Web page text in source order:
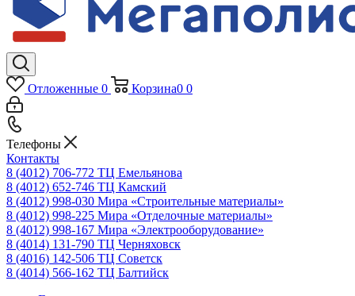
Отложенные 0 Корзина0 0
Телефоны
Контакты
8 (4012) 706-772 ТЦ Емельянова
8 (4012) 652-746 ТЦ Камский
8 (4012) 998-030 Мира «Строительные материалы»
8 (4012) 998-225 Мира «Отделочные материалы»
8 (4012) 998-167 Мира «Электрооборудование»
8 (4014) 131-790 ТЦ Черняховск
8 (4016) 142-506 ТЦ Советск
8 (4014) 566-162 ТЦ Балтийск